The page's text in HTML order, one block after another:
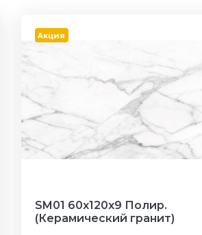
Акция
SM01 60x120x9 Полир.
(Керамический гранит)